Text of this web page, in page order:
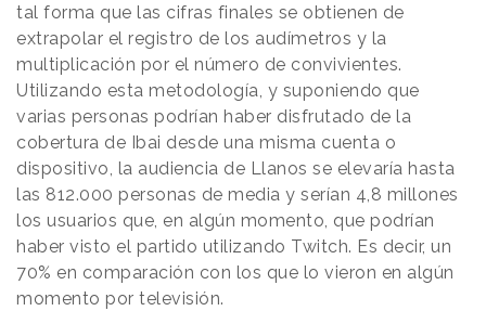
tal forma que las cifras finales se obtienen de
extrapolar el registro de los audímetros y la
multiplicación por el número de convivientes.
Utilizando esta metodología, y suponiendo que
varias personas podrían haber disfrutado de la
cobertura de Ibai desde una misma cuenta o
dispositivo, la audiencia de Llanos se elevaría hasta
las 812.000 personas de media y serían 4,8 millones
los usuarios que, en algún momento, que podrían
haber visto el partido utilizando Twitch. Es decir, un
70% en comparación con los que lo vieron en algún
momento por televisión.